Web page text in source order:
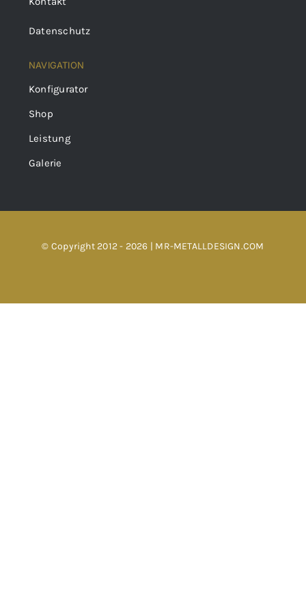
Datenschutz
NAVIGATION
Konfigurator
Shop
Leistung
Galerie
© Copyright 2012 - 2026 | MR-METALLDESIGN.COM